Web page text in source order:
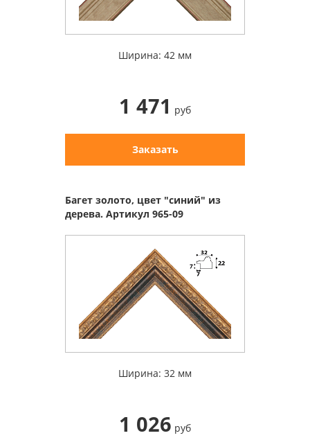
Ширина: 42 мм
1 471 руб
Заказать
Багет золото, цвет "синий" из
дерева. Артикул 965-09
Ширина: 32 мм
1 026 руб